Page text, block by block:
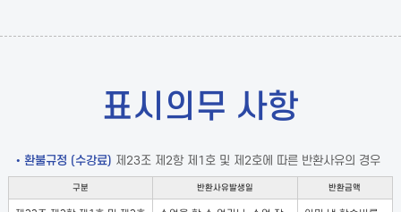
표시의무 사항
• 환불규정 (수강료) 제23조 제2항 제1호 및 제2호에 따른 반환사유의 경우
구분 반환사유발생일 반환금액